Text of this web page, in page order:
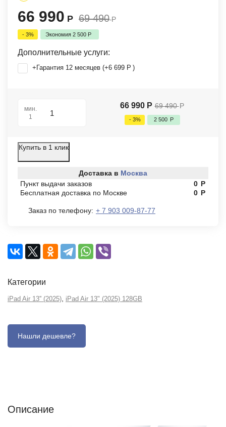
66 990 Р 69 490 Р
- 3% Экономия 2 500 Р
Дополнительные услуги:
+Гарантия 12 месяцев (+6 699 Р )
мин.
1
66 990 Р 69 490 Р
- 3% 2 500 Р
Купить в 1 клик
Доставка в Москва
Пункт выдачи заказов
0 Р
Бесплатная доставка по Москве
0 Р
Заказ по телефону: + 7 903 009-87-77
Категории
iPad Air 13'' (2025) iPad Air 13" (2025) 128GB
Описание